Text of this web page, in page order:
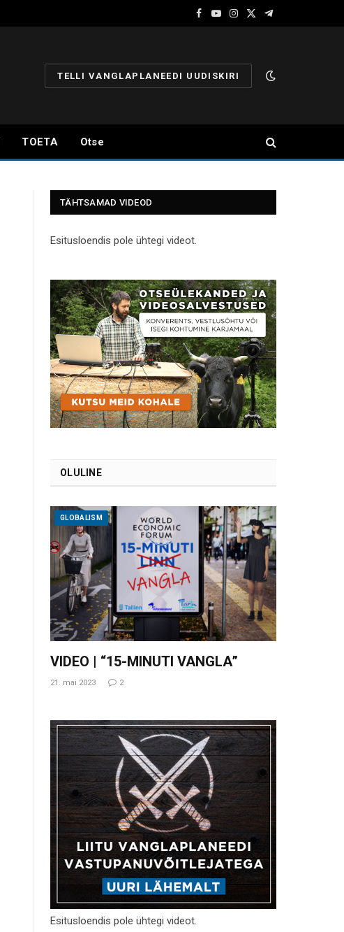
Facebook
YouTube
Instagram
X
Telegram
TELLI VANGLAPLANEEDI UUDISKIRI
TOETA Otse
TÄHTSAMAD VIDEOD
Esitusloendis pole ühtegi videot.
OLULINE
GLOBALISM
VIDEO | “15-MINUTI VANGLA”
21. mai 2023 2
Esitusloendis pole ühtegi videot.